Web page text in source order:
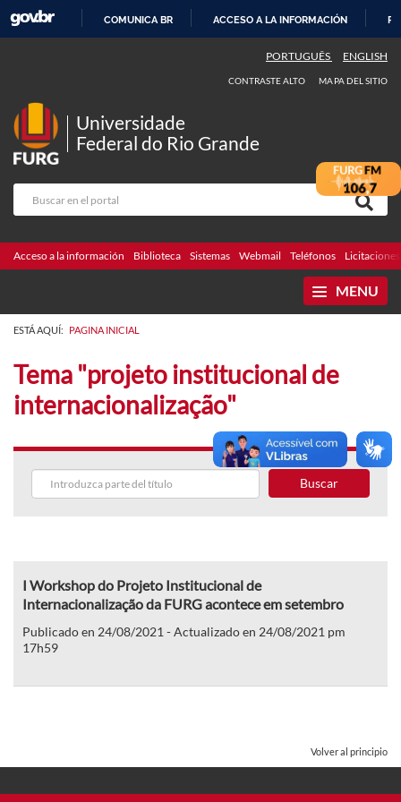
CONTENIDO
COMUNICA BR ACCESO A LA INFORMACIÓN
PORTUGUÊS ENGLISH
CONTRASTE ALTO MAPA DEL SITIO
Universidade
Federal do Rio Grande
Acceso a la información Biblioteca Sistemas Webmail Teléfonos Licitaciones
MENU
ESTÁ AQUÍ: PAGINA INICIAL
Tema "projeto institucional de
internacionalização"
Buscar
I Workshop do Projeto Institucional de
Internacionalização da FURG acontece em setembro
Publicado en 24/08/2021 - Actualizado en 24/08/2021 pm
17h59
Volver al principio